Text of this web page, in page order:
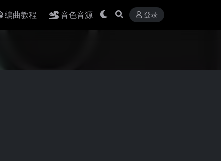
编曲教程 音色音源 登录